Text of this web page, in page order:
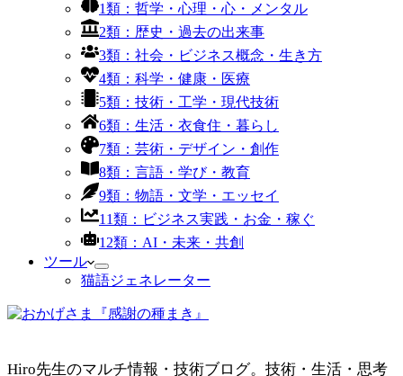
1類：哲学・心理・心・メンタル
2類：歴史・過去の出来事
3類：社会・ビジネス概念・生き方
4類：科学・健康・医療
5類：技術・工学・現代技術
6類：生活・衣食住・暮らし
7類：芸術・デザイン・創作
8類：言語・学び・教育
9類：物語・文学・エッセイ
11類：ビジネス実践・お金・稼ぐ
12類：AI・未来・共創
ツール
猫語ジェネレーター
Hiro先生のマルチ情報・技術ブログ。技術・生活・思考